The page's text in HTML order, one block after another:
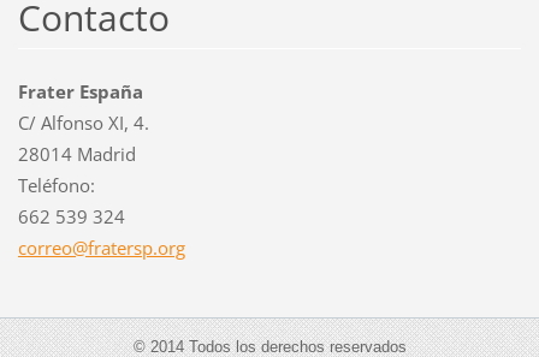
Contacto
Frater España
C/ Alfonso XI, 4.
28014 Madrid
Teléfono:
662 539 324
correo@fratersp.org
© 2014 Todos los derechos reservados